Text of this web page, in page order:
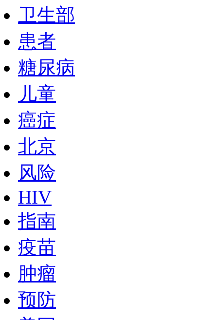
卫生部
患者
糖尿病
儿童
癌症
北京
风险
HIV
指南
疫苗
肿瘤
预防